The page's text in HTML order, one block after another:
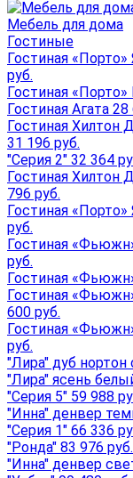
Мебель для дома
Гостиные
Гостиная
руб.
Гостиная
Гостиная Агата 28
Гостиная Хилтон
31 196 руб.
"Серия 2" 32 364
Гостиная Хилтон
796 руб.
Гостиная
руб.
Гостиная
руб.
Гостиная
Гостиная
600 руб.
Гостиная
руб.
"Лира" дуб нортон
"Лира" ясень
"Серия 5" 59 988
"Инна" денвер
"Серия 1" 66 336
"Ронда" 83 976 руб.
"Инна" денвер